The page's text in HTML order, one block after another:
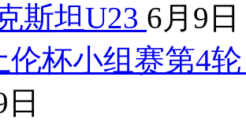
斯坦U23 6月9日
伦杯小组赛第4
日